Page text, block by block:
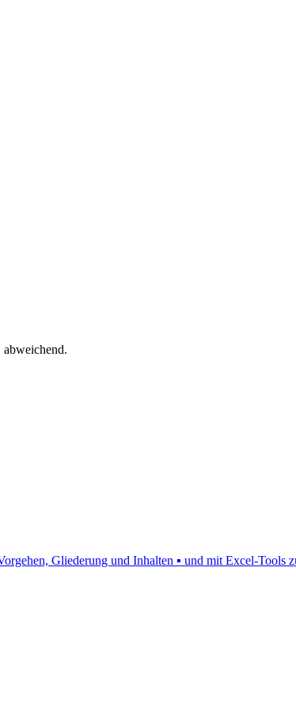
Gliederung und Inhalten ▪ und mit Excel-Tools